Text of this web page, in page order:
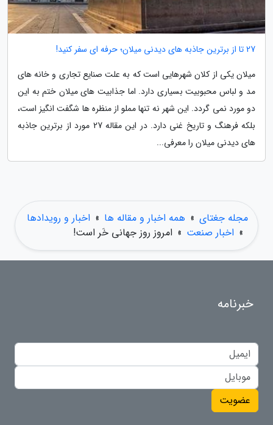
27 تا از برترین جاذبه های دیدنی میلان؛ حرفه ای سفر کنید!
میلان یکی از کلان شهرهایی است که به علت صنایع تجاری و خانه های
مد و لباس محبوبیت بسیاری دارد. اما جذابیت های میلان ختم به این
دو مورد نمی گردد. این شهر نه تنها مملو از منظره ها شگفت انگیز است،
بلکه فرهنگ و تاریخ غنی دارد. در این مقاله 27 مورد از برترین جاذبه
های دیدنی میلان را معرفی...
مجله جغتای » همه اخبار و مقاله ها » اخبار و رویدادها
» اخبار صنعت » امروز روز جهانی خَر است!
خبرنامه
عضویت